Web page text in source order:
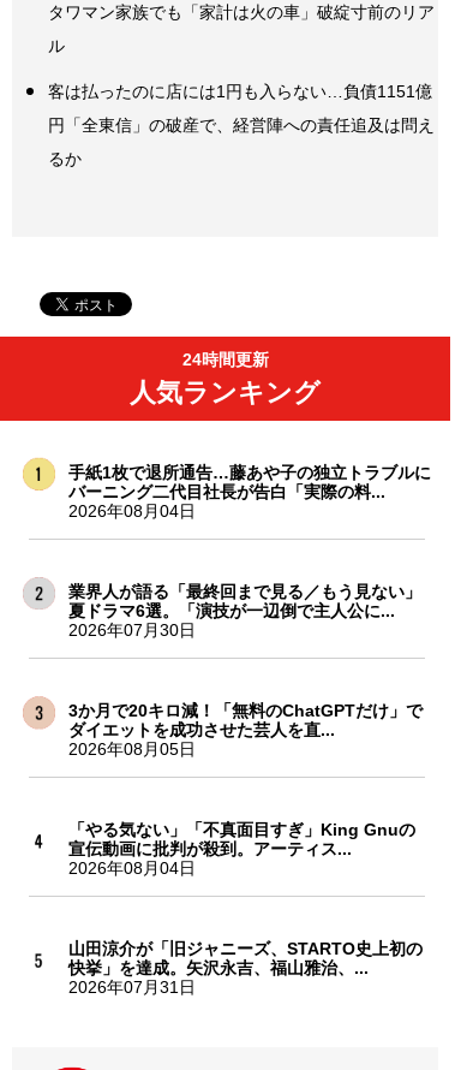
タワマン家族でも「家計は火の車」破綻寸前のリア
ル
客は払ったのに店には1円も入らない…負債1151億
円「全東信」の破産で、経営陣への責任追及は問え
るか
24時間更新
人気ランキング
手紙1枚で退所通告…藤あや子の独立トラブルに
バーニング二代目社長が告白「実際の料...
2026年08月04日
業界人が語る「最終回まで見る／もう見ない」
夏ドラマ6選。「演技が一辺倒で主人公に...
2026年07月30日
3か月で20キロ減！「無料のChatGPTだけ」で
ダイエットを成功させた芸人を直...
2026年08月05日
「やる気ない」「不真面目すぎ」King Gnuの
宣伝動画に批判が殺到。アーティス...
2026年08月04日
山田涼介が「旧ジャニーズ、STARTO史上初の
快挙」を達成。矢沢永吉、福山雅治、...
2026年07月31日